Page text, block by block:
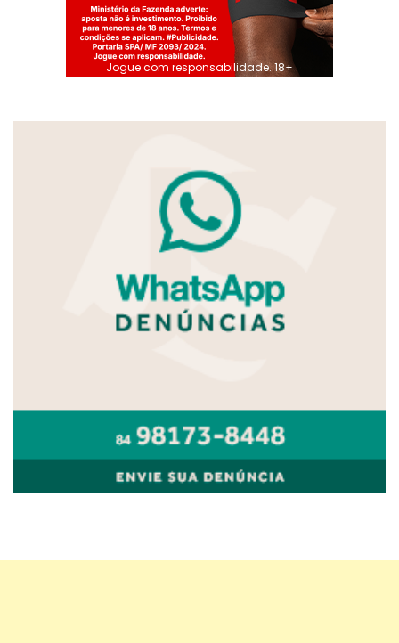
Jogue com responsabilidade. 18+